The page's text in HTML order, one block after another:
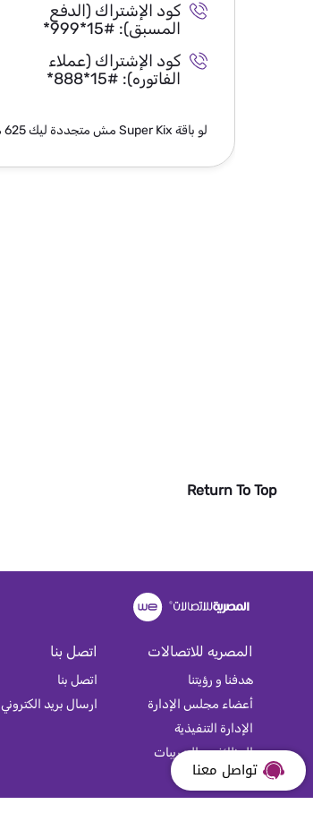
كود الإشتراك (الدفع
المسبق): *999*15#
كود الإشتراك (عملاء
الفاتوره): *888*15#
لو باقة Super Kix مش متجددة ليك 625 ميجابايت
Return To Top
المصريه للاتصالات
هدفنا و رؤيتنا
أعضاء مجلس الإدارة
الإدارة التنفيذية
الوظائف و التدريبات
خريطة الموقع
اتصل بنا
اتصل بنا
ارسال بريد الكتروني
تواصل معنا